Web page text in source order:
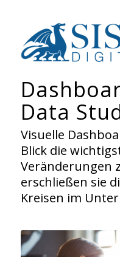
Data
Visuelle
Blick die
Veränderungen
erschließen sie
Kreisen im